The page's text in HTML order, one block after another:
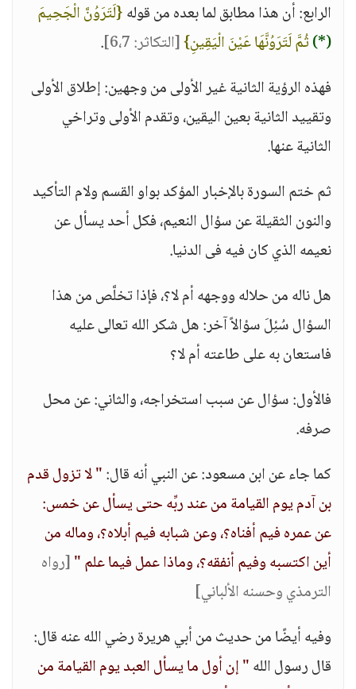
الرابع: أن هذا مطابق لما بعده من قوله{لَتَرَوُنَّ الْجَحِيمَ
(*)ثُمَّ لَتَرَوُنَّهَا عَيْنَ الْيَقِينِ}[التكاثر: 6،7]
.
فهذه الرؤية الثانية غير الأولى من وجهين: إطلاق الأولى
وتقييد الثانية بعين اليقين، وتقدم الأولى وتراخي
الثانية عنها.
ثم ختم السورة بالإخبار المؤكد بواو القسم ولام التأكيد
والنون الثقيلة عن سؤال النعيم، فكل أحد يسأل عن
نعيمه الذي كان فيه فى الدنيا.
هل ناله من حلاله ووجهه أم لا؟، فإذا تخلَّص من هذا
السؤال سُئِلَ سؤالاً آخر: هل شكر الله تعالى عليه
فاستعان به على طاعته أم لا؟
فالأول: سؤال عن سبب استخراجه، والثاني: عن محل
صرفه.
كما جاء عن ابن مسعود: عن النبي أنه قال:" لا تزول قدم
بن آدم يوم القيامة من عند ربِّه حتى يسأل عن خمس:
عن عمره فيم أفناه؟، وعن شبابه فيم أبلاه؟، وماله من
أين اكتسبه وفيم أنفقه؟، وماذا عمل فيما علم "[رواه
الترمذي وحسنه الألباني]
وفيه أيضًا من حديث من أبي هريرة رضي الله عنه قال:
قال رسول الله" إن أول ما يسأل العبد يوم القيامة من